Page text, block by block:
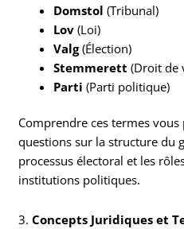
Domstol (Tribunal)
Lov (Loi)
Valg(Élection)
Stemmerett (Droit de
Parti (Parti politique)
Comprendre ces termes
questions sur la structure du
processus électoral et les
institutions politiques.
3.Concepts Juridiques et